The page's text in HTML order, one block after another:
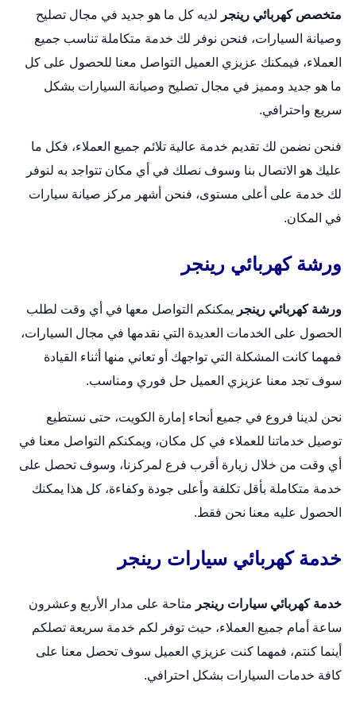
متخصص كهربائي رينجر لديه كل ما هو جديد في مجال تصليح
وصيانة السيارات، فنحن نوفر لك خدمة متكاملة تناسب جميع
العملاء، فيمكنك عزيزي العميل التواصل معنا للحصول على كل
ما هو جديد ومميز في مجال تصليح وصيانة السيارات بشكل
سريع واحترافي.
فنحن نضمن لك تقديم خدمة عالية تلائم جميع العملاء، فكل ما
عليك هو الاتصال بنا وسوف نصلك في أي مكان تتواجد به لنوفر
لك خدمة على أعلى مستوى، فنحن أشهر مركز صيانة سيارات
في المكان.
ورشة كهربائي رينجر
ورشة كهربائي رينجر يمكنكم التواصل معها في أي وقت لطلب
الحصول على الخدمات العديدة التي نقدمها في مجال السيارات،
فمهما كانت المشكلة التي تواجهك أو تعاني منها أثناء القيادة
سوف تجد معنا عزيزي العميل حل فوري ومناسب.
نحن لدينا فروع في جميع أنحاء إمارة الكويت، حتى نستطيع
توصيل خدماتنا للعملاء في كل مكان، ويمكنكم التواصل معنا في
أي وقت من خلال زيارة أقرب فرع لمركزنا، وسوف تحصل على
خدمة متكاملة بأقل تكلفة وأعلى جودة وكفاءة، كل هذا يمكنك
الحصول عليه معنا نحن فقط.
خدمة كهربائي سيارات رينجر
خدمة كهربائي سيارات رينجر متاحة على مدار الأربع وعشرون
ساعة أمام جميع العملاء، حيث توفر لكم خدمة سريعة تصلكم
أينما كنتم، فمهما كنت عزيزي العميل سوف تحصل معنا على
كافة خدمات السيارات بشكل احترافي.